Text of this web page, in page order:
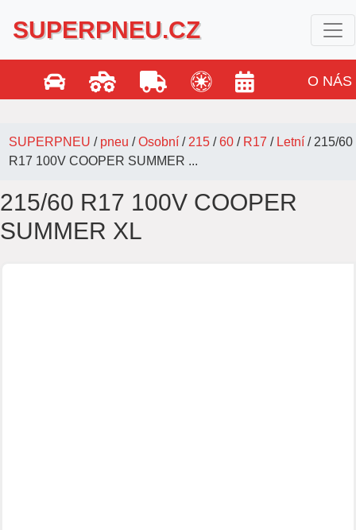
SUPERPNEU.CZ
O NÁS
SUPERPNEU / pneu /Osobní / 215 /60 / R17 / Letní / 215/60
R17 100V COOPER SUMMER ...
215/60 R17 100V COOPER
SUMMER XL